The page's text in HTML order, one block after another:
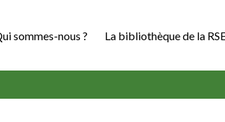
sommes-nous ? La bibliothèque de la